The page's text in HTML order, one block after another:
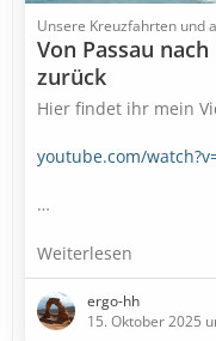
Unsere Kreuzfahrten und
Von Passau
zurück
Hier findet ihr mein
youtube.com/
…
Weiterlesen
ergo-hh
15. Oktober 2025